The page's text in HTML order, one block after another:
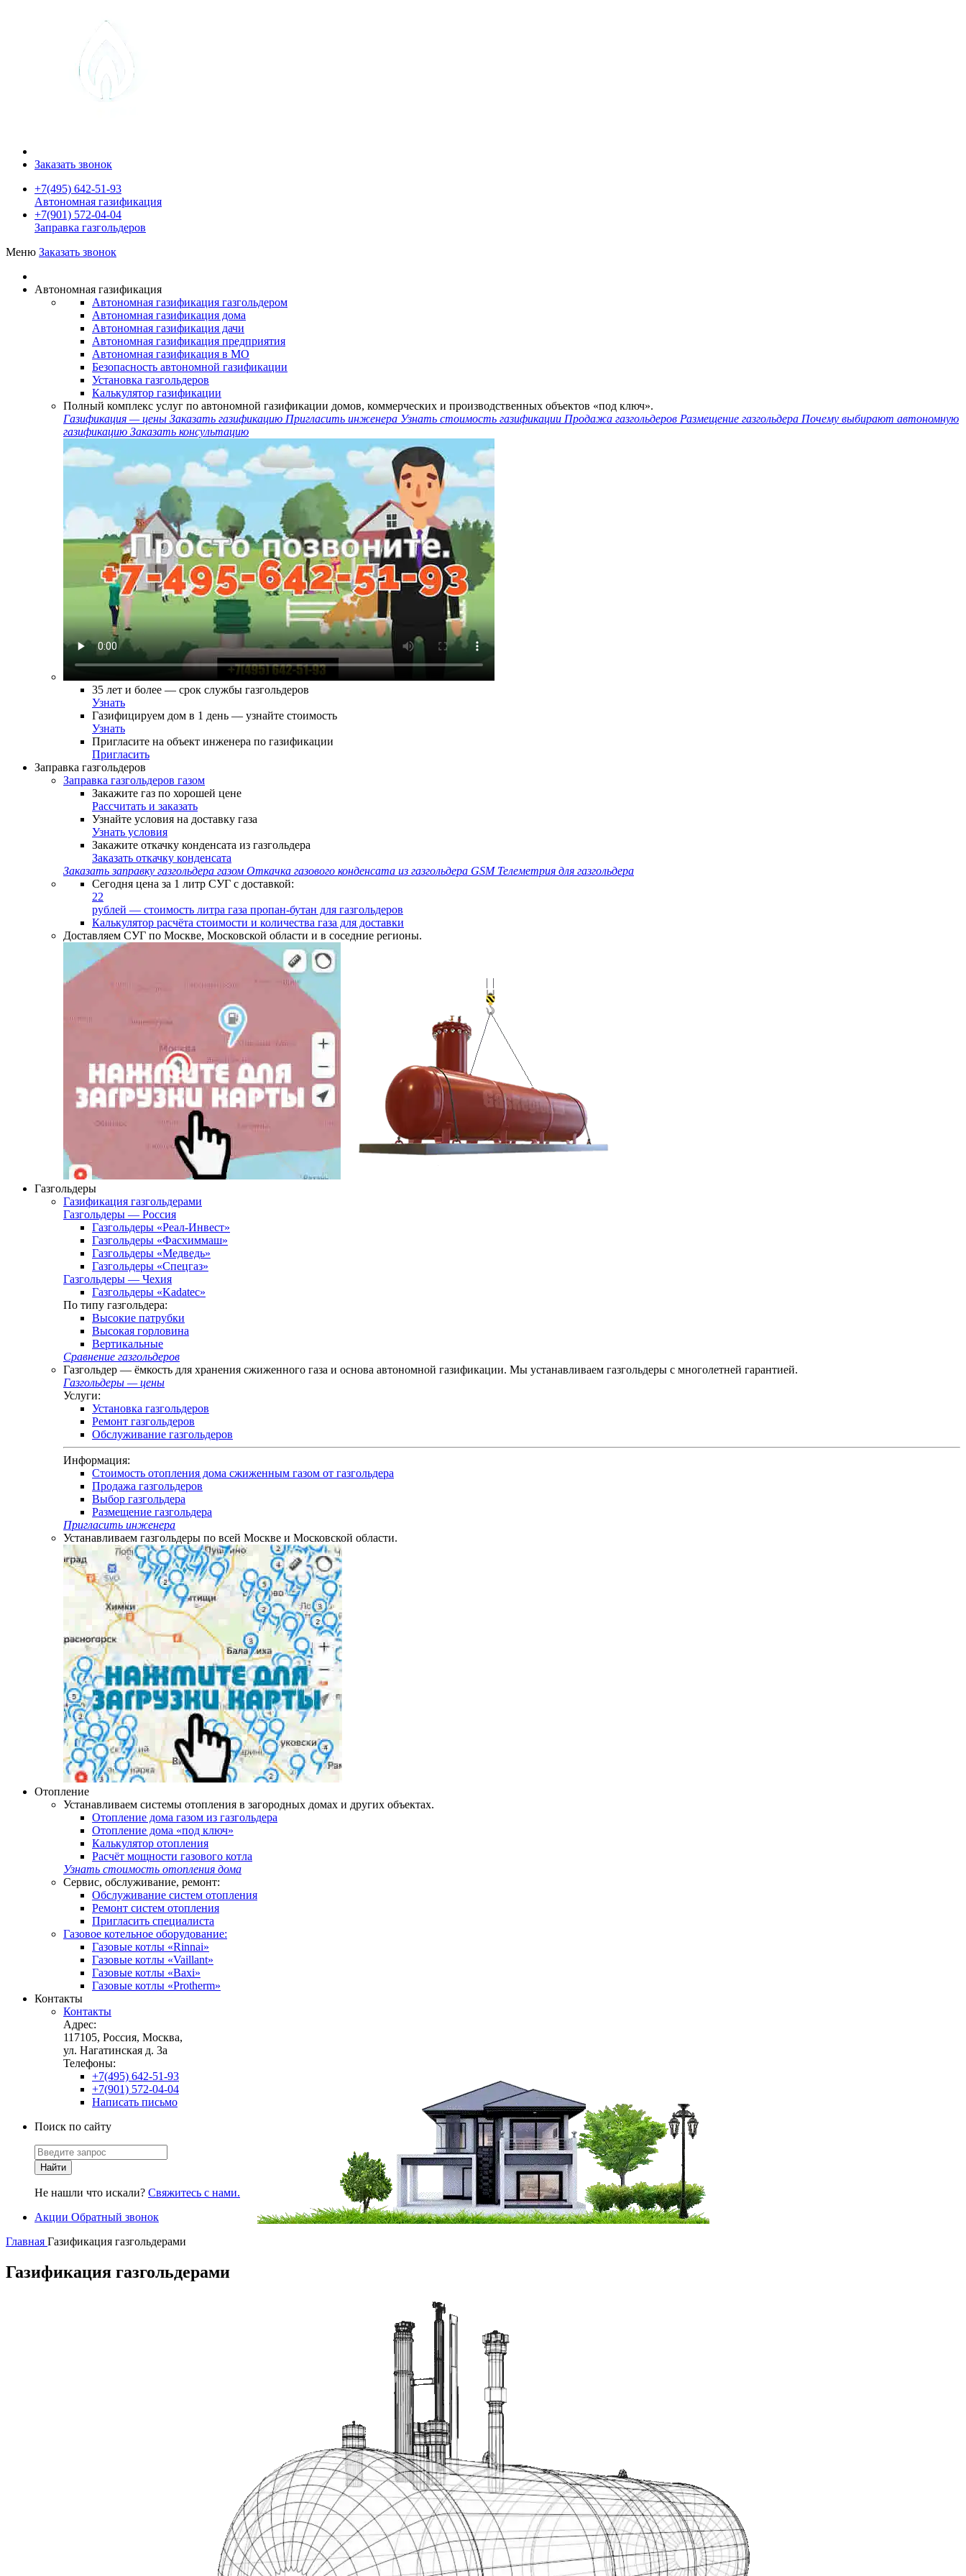
Заказать звонок
+7(495) 642-51-93
Автономная газификация
+7(901) 572-04-04
Заправка газгольдеров
Меню Заказать звонок
Автономная газификация
Автономная газификация газгольдером
Автономная газификация дома
Автономная газификация дачи
Автономная газификация предприятия
Автономная газификация в МО
Безопасность автономной газификации
Установка газгольдеров
Калькулятор газификации
Полный комплекс услуг по автономной газификации домов, коммерческих и производственных объектов «под ключ».
Газификация — цены Заказать газификацию Пригласить инженера Узнать стоимость газификации Продажа газгольдеров Размещение газгольдера Почему выбирают автономную
газификацию Заказать консультацию
35 лет и более — срок службы газгольдеров
Узнать
Газифицируем дом в 1 день — узнайте стоимость
Узнать
Пригласите на объект инженера по газификации
Пригласить
Заправка газгольдеров
Заправка газгольдеров газом
Закажите газ по хорошей цене
Рассчитать и заказать
Узнайте условия на доставку газа
Узнать условия
Закажите откачку конденсата из газгольдера
Заказать откачку конденсата
Заказать заправку газгольдера газом Откачка газового конденсата из газгольдера GSM Телеметрия для газгольдера
Сегодня цена за 1 литр СУГ с доставкой:
22
рублей — стоимость литра газа пропан-бутан для газгольдеров
Калькулятор расчёта стоимости и количества газа для доставки
Доставляем СУГ по Москве, Московской области и в соседние регионы.
Газгольдеры
Газификация газгольдерами
Газгольдеры — Россия
Газгольдеры «Реал-Инвест»
Газгольдеры «Фасхиммаш»
Газгольдеры «Медведь»
Газгольдеры «Спецгаз»
Газгольдеры — Чехия
Газгольдеры «Kadatec»
По типу газгольдера:
Высокие патрубки
Высокая горловина
Вертикальные
Сравнение газгольдеров
Газгольдер — ёмкость для хранения сжиженного газа и основа автономной газификации. Мы устанавливаем газгольдеры с многолетней гарантией.
Газгольдеры — цены
Услуги:
Установка газгольдеров
Ремонт газгольдеров
Обслуживание газгольдеров
Информация:
Стоимость отопления дома сжиженным газом от газгольдера
Продажа газгольдеров
Выбор газгольдера
Размещение газгольдера
Пригласить инженера
Устанавливаем газгольдеры по всей Москве и Московской области.
Отопление
Устанавливаем системы отопления в загородных домах и других объектах.
Отопление дома газом из газгольдера
Отопление дома «под ключ»
Калькулятор отопления
Расчёт мощности газового котла
Узнать стоимость отопления дома
Сервис, обслуживание, ремонт:
Обслуживание систем отопления
Ремонт систем отопления
Пригласить специалиста
Газовое котельное оборудование:
Газовые котлы «Rinnai»
Газовые котлы «Vaillant»
Газовые котлы «Baxi»
Газовые котлы «Protherm»
Контакты
Контакты
Адрес:
117105, Россия, Москва,
ул. Нагатинская д. 3а
Телефоны:
+7(495) 642-51-93
+7(901) 572-04-04
Написать письмо
Поиск по сайту
Не нашли что искали? Свяжитесь с нами.
Акции Обратный звонок
Главная Газификация газгольдерами
Газификация газгольдерами